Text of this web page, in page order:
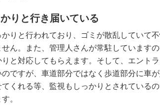
りと行き届いている
りと行われており、ゴミが散乱していて
ん。また、管理人さんが常駐しています
りと対応してもらえます。そして、エント
ですが、車道部分ではなく歩道部分に車
くれる等、監視もしっかりとされている
。